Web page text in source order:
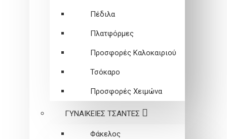
Πέδιλα
Πλατφόρμες
Προσφορές Καλοκαιριού
Τσόκαρο
Προσφορές Χειμώνα
ΓΥΝΑΙΚΕΙEΣ ΤΣΑΝΤΕΣ
Φάκελος